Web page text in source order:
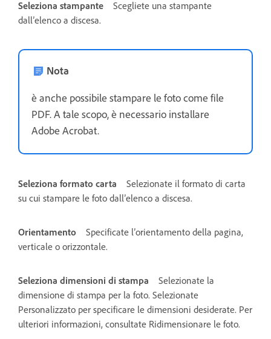
Seleziona stampante
Scegliete una stampante
dall’elenco a discesa.
Nota
è anche possibile stampare le foto come file
PDF. A tale scopo, è necessario installare
Adobe Acrobat.
Seleziona formato carta
Selezionate il formato di carta
su cui stampare le foto dall’elenco a discesa.
Orientamento
Specificate l’orientamento della pagina,
verticale o orizzontale.
Seleziona dimensioni di stampa
Selezionate la
dimensione di stampa per la foto. Selezionate
Personalizzato per specificare le dimensioni desiderate. Per
ulteriori informazioni, consultate Ridimensionare le foto.